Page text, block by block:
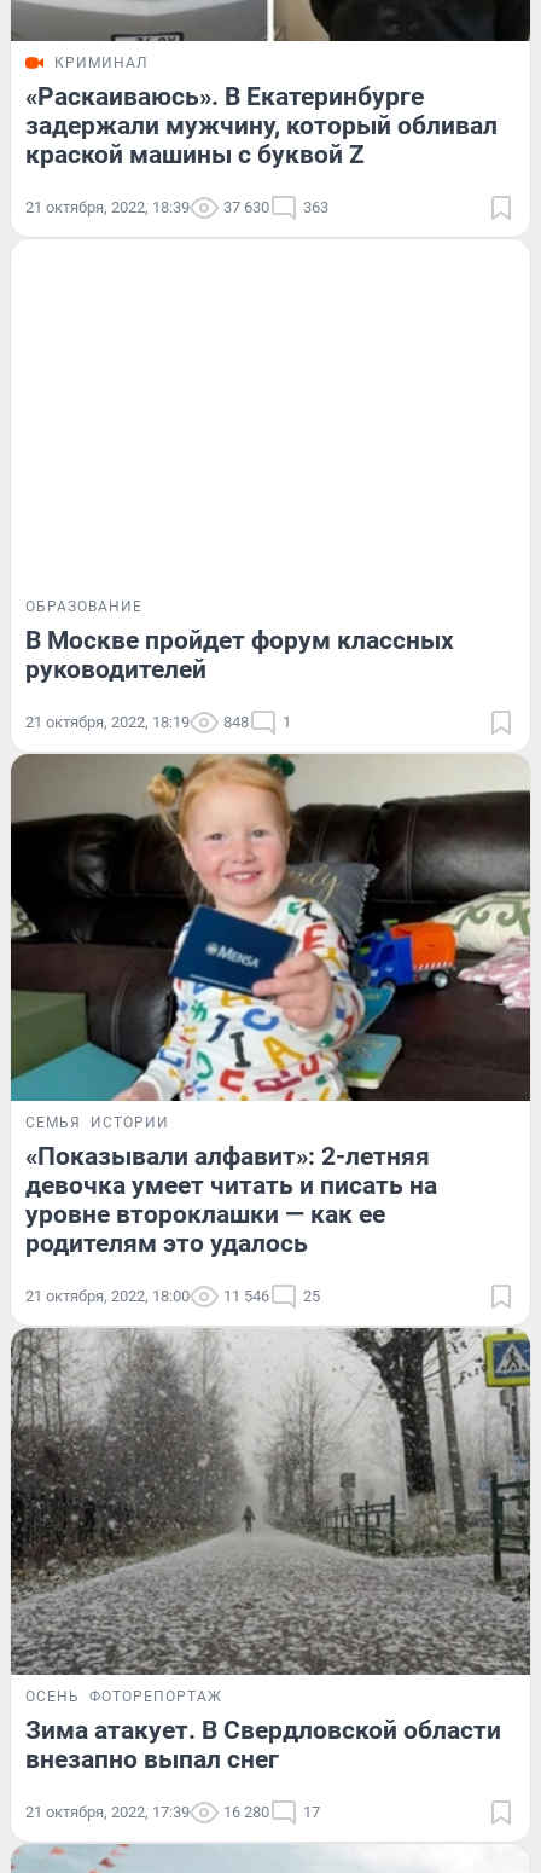
КРИМИНАЛ
«Раскаиваюсь». В Екатеринбурге
задержали мужчину, который обливал
краской машины с буквой Z
21 октября, 2022, 18:39 37 630 363
ОБРАЗОВАНИЕ
В Москве пройдет форум классных
руководителей
21 октября, 2022, 18:19 848 1
СЕМЬЯ ИСТОРИИ
«Показывали алфавит»: 2-летняя
девочка умеет читать и писать на
уровне второклашки — как ее
родителям это удалось
21 октября, 2022, 18:00 11 546 25
ОСЕНЬ ФОТОРЕПОРТАЖ
Зима атакует. В Свердловской области
внезапно выпал снег
21 октября, 2022, 17:39 16 280 17